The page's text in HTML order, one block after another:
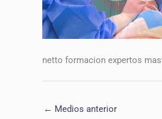
netto formacion expertos
← Medios anterior